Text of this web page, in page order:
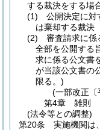
する裁決をする場
(1)
公開決定に対
は棄却する裁決
(2)
審査請求に係
全部を公開する
求に係る公文書
が当該公文書の
限る。)
(一部改正〔
第4章
雑則
(法令等との調整)
第20条
実施機関は